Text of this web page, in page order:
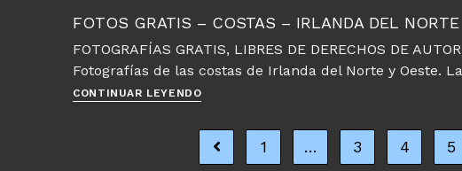
del
mar
FOTOS GRATIS – COSTAS – IRLANDA DEL NORTE
FOTOGRAFÍAS GRATIS, LIBRES DE DERECHOS DE
Fotografías de las costas de Irlanda del Norte y Oeste.
CONTINUAR LEYENDOFotos
–
Costas
–
Ir a la página anterior
1 … 3 4 5